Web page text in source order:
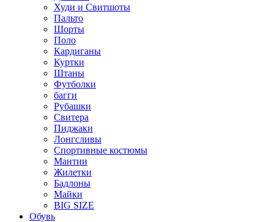
Худи и Свитшоты
Пальто
Шорты
Поло
Кардиганы
Куртки
Штаны
Футболки
багги
Рубашки
Свитера
Пиджаки
Лонгсливы
Спортивные костюмы
Мантии
Жилетки
Бадлоны
Майки
BIG SIZE
Обувь